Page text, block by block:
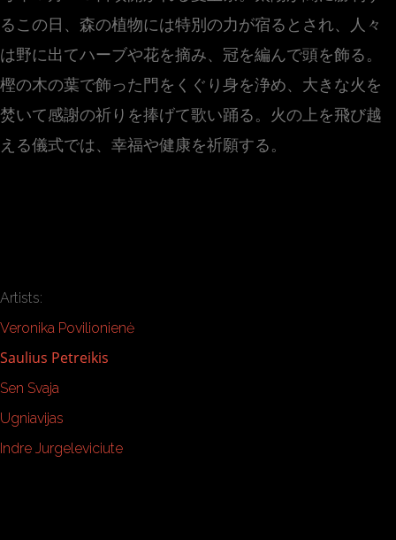
るこの日、森の植物には特別の力が宿るとされ、人々
は野に出てハーブや花を摘み、冠を編んで頭を飾る。
樫の木の葉で飾った門をくぐり身を浄め、大きな火を
焚いて感謝の祈りを捧げて歌い踊る。火の上を飛び越
える儀式では、幸福や健康を祈願する。
Artists:
Veronika Povilionienė
Saulius Petreikis
Sen Svaja
Ugniavijas
Indre Jurgeleviciute